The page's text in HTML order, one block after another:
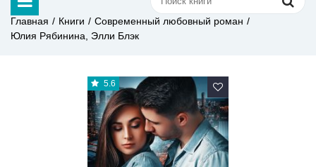
Главная Книги
Современный любовный роман
Юлия Рябинина, Элли Блэк
5.6